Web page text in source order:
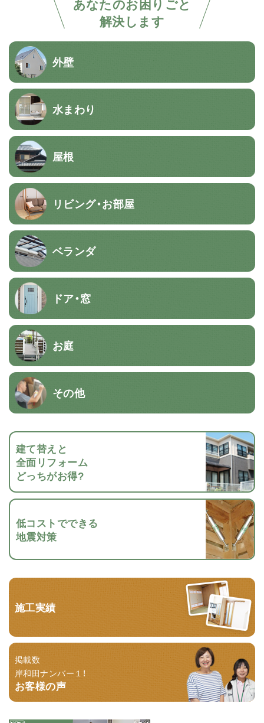
あなたのお困りごと
解決します
外壁
水まわり
屋根
リビング・お部屋
ベランダ
ドア・窓
お庭
その他
建て替えと
全面リフォーム
どっちがお得?
低コストでできる
地震対策
施工実績
掲載数
岸和田ナンバー１！
お客様の声